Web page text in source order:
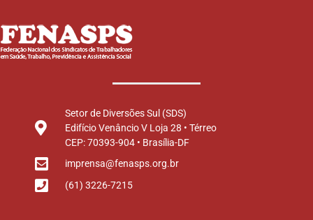
Setor de Diversões Sul (SDS)
Edifício Venâncio V Loja 28 • Térreo
CEP: 70393-904 • Brasília-DF
imprensa@fenasps.org.br
(61) 3226-7215